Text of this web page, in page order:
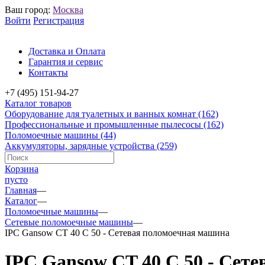
Ваш город: Москва
Войти Регистрация
Доставка и Оплата
Гарантия и сервис
Контакты
+7 (495) 151-94-27
Каталог товаров
Оборудование для туалетных и ванных комнат (162)
Профессиональные и промышленные пылесосы (162)
Поломоечные машины (44)
Аккумуляторы, зарядные устройства (259)
Корзина
пусто
Главная—
Каталог—
Поломоечные машины—
Сетевые поломоечные машины—
IPC Gansow CT 40 C 50 - Сетевая поломоечная машина